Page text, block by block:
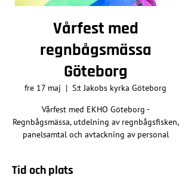
Vårfest med
regnbågsmässa
Göteborg
fre 17 maj
  |
S:t Jakobs kyrka Göteborg
Vårfest med EKHO Göteborg -
Regnbågsmässa, utdelning av regnbågsfisken,
panelsamtal och avtackning av personal
Tid och plats